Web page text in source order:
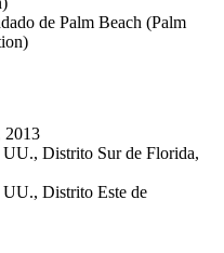
de Palm Beach (Palm
2013
Distrito Sur de Florida,
Distrito Este de